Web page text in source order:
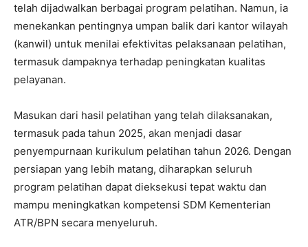
telah dijadwalkan berbagai program pelatihan. Namun, ia
menekankan pentingnya umpan balik dari kantor wilayah
(kanwil) untuk menilai efektivitas pelaksanaan pelatihan,
termasuk dampaknya terhadap peningkatan kualitas
pelayanan.
Masukan dari hasil pelatihan yang telah dilaksanakan,
termasuk pada tahun 2025, akan menjadi dasar
penyempurnaan kurikulum pelatihan tahun 2026. Dengan
persiapan yang lebih matang, diharapkan seluruh
program pelatihan dapat dieksekusi tepat waktu dan
mampu meningkatkan kompetensi SDM Kementerian
ATR/BPN secara menyeluruh.